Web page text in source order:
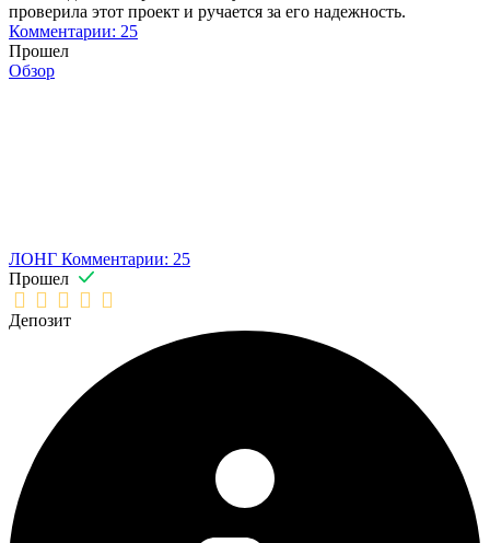
проверила этот проект и ручается за его надежность.
Комментарии: 25
Прошел
Обзор
ЛОНГ Комментарии: 25
Прошел
Депозит